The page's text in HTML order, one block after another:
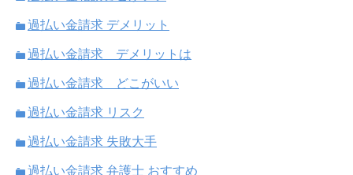
過払い金請求 デメリット
過払い金請求 デメリットは
過払い金請求 どこがいい
過払い金請求 リスク
過払い金請求 失敗大手
過払い金請求 弁護士 おすすめ